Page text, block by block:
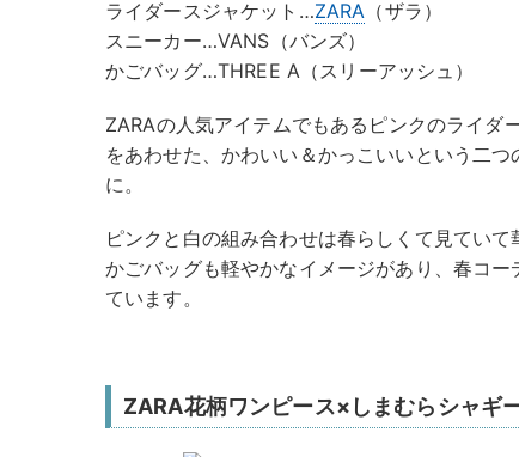
ライダースジャケット…ZARA （ザラ）
スニーカー…VANS（バンズ）
かごバッグ…THREE A（スリーアッシュ）
ZARAの人気アイテムでもあるピンクのライダ
をあわせた、かわいい＆かっこいいという二
に。
ピンクと白の組み合わせは春らしくて見ていて
かごバッグも軽やかなイメージがあり、春コ
ています。
ZARA花柄ワンピース×しまむらシャギ